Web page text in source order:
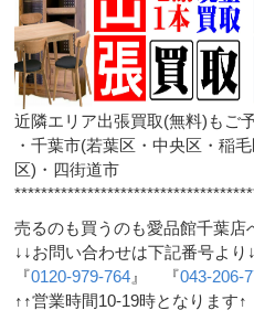
近隣エリア出張買取(無料)もご
・千葉市(若葉区・中央区・稲
区)・四街道市
売るのも買うのも愛品館千葉店
↓↓お問い合わせは下記番号より
『0120-979-764 』 『043-206-
↑↑営業時間10-19時となります↑